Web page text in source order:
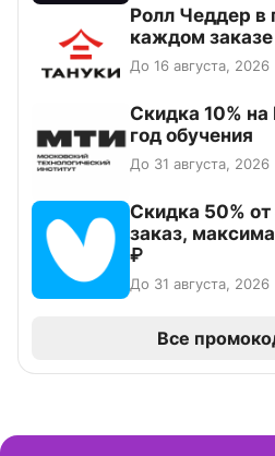
Ролл Чеддер в
каждом
До 16 августа, 2026
Скидка 10%
год обучения
До 31 августа, 2026
Скидка 50%
заказ,
₽
До 31 августа, 2026
Все